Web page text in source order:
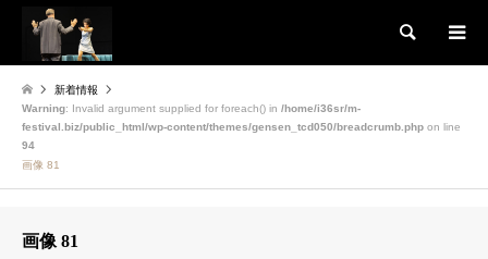
検索
新着情報
Warning: Invalid argument supplied for foreach() in /home/i36sr/m-
festival.biz/public_html/wp-content/themes/gensen_tcd050/breadcrumb.php on line
94
画像 81
画像 81